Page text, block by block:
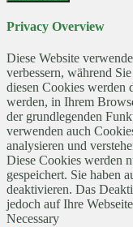
Privacy Overview
Diese Website
verbessern, während
diesen Cookies werden
werden, in Ihrem
der grundlegenden
verwenden auch
analysieren und
Diese Cookies werden
gespeichert. Sie haben
deaktivieren. Das
jedoch auf Ihre
Necessary